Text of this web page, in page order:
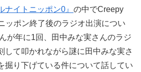
ナイトニッポン0』 の中でCreepy
ッポン終了後のラジオ出演につい
が年に1回、田中みな実さんのラジ
して叩かれながら謎に田中みな実さ
掘り下げている件について話してい